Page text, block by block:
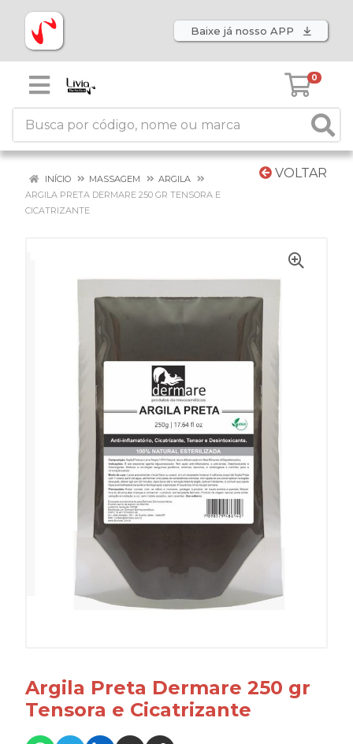
Baixe já nosso APP
0
VOLTAR
INÍCIO MASSAGEM
ARGILA
ARGILA PRETA DERMARE 250 GR TENSORA E
CICATRIZANTE
Argila Preta Dermare 250 gr
Tensora e Cicatrizante